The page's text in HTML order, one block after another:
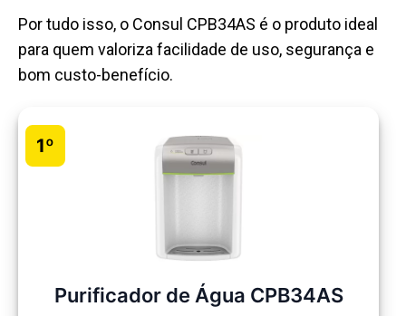
Por tudo isso, o Consul CPB34AS é o produto ideal
para quem valoriza facilidade de uso, segurança e
bom custo-benefício.
1º
Purificador de Água CPB34AS